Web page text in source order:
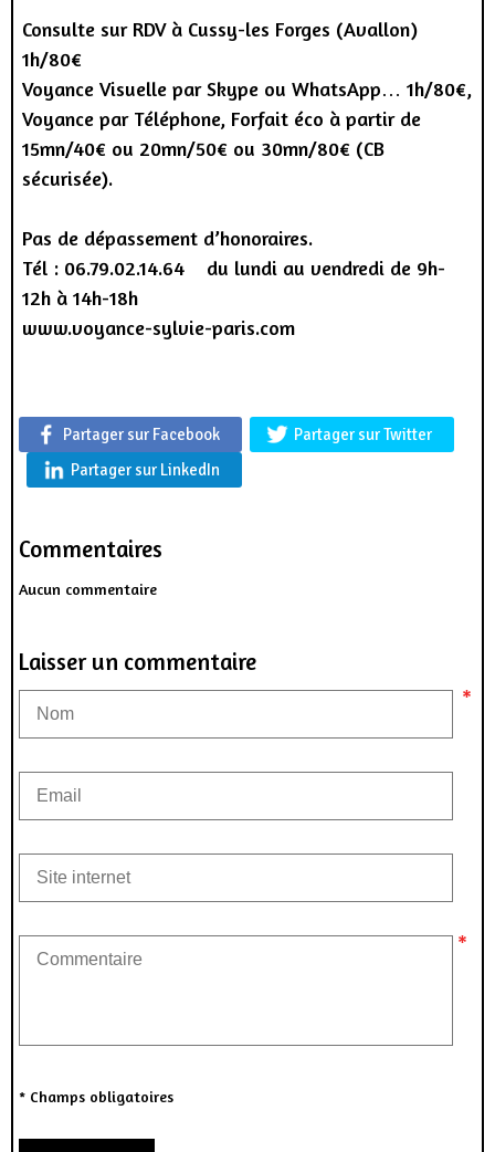
Consulte sur RDV à Cussy-les Forges (Avallon)
1h/80€
Voyance Visuelle par Skype ou WhatsApp… 1h/80€,
Voyance par Téléphone, Forfait éco à partir de
15mn/40€ ou 20mn/50€ ou 30mn/80€ (CB
sécurisée).
Pas de dépassement d’honoraires.
Tél : 06.79.02.14.64 du lundi au vendredi de 9h-
12h à 14h-18h
www.voyance-sylvie-paris.com
Partager sur Facebook
Partager sur Twitter
Partager sur LinkedIn
Commentaires
Aucun commentaire
Laisser un commentaire
* Champs obligatoires